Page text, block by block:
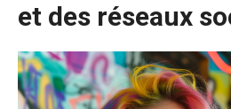
et des réseaux